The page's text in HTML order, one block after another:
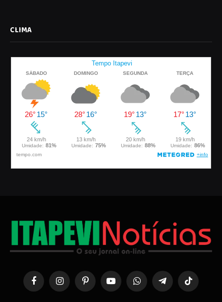
CLIMA
FacebookInstagramPinterestYouTubeWhatsAppTelegramaTikTok